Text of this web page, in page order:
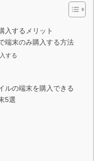
入するメリット
端末のみ購入する方法
する
ルの端末を購入できる
5選